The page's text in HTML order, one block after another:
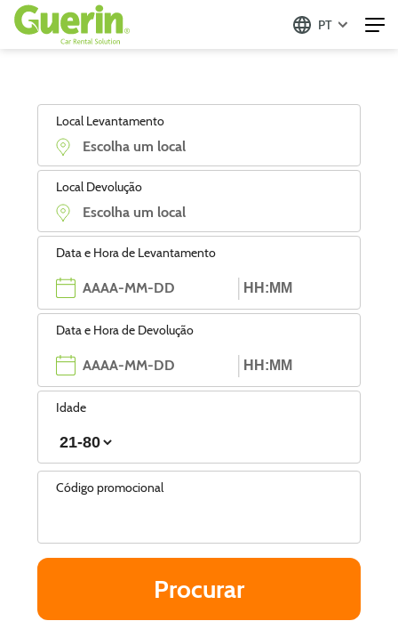
PT
Local Levantamento
Local Devolução
Data e Hora de Levantamento
Data e Hora de Devolução
Idade
Código promocional